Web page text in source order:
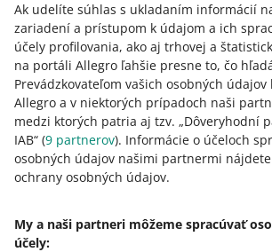
Ak udelíte súhlas s ukladaním informácií
zariadení a prístupom k údajom a ich
účely profilovania, ako aj trhovej a
na portáli Allegro ľahšie presne to, čo
Prevádzkovateľom vašich osobných
Allegro a v niektorých prípadoch naši
medzi ktorých patria aj tzv. „Dôveryhodní
IAB“ (9 partnerov). Informácie o účeloch
osobných údajov našimi partnermi
ochrany osobných údajov.
My a naši partneri môžeme spracúvať
účely:
Táto stránka je dostupná aj v iných
o allegro.pl
polski